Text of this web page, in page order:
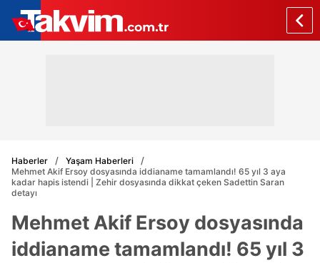
Haberler
Yaşam Haberleri
Mehmet Akif Ersoy dosyasında iddianame tamamlandı! 65 yıl 3 aya
kadar hapis istendi | Zehir dosyasında dikkat çeken Sadettin Saran
detayı
Mehmet Akif Ersoy dosyasında
iddianame tamamlandı! 65 yıl 3